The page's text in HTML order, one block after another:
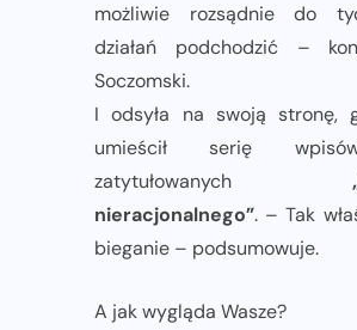
możliwie rozsądnie do
działań podchodzić –
Soczomski.
I odsyła na swoją stronę,
umieścił serię
zatytułowanych
nieracjonalnego”. – Tak
bieganie – podsumowuje.
A jak wygląda Wasze?